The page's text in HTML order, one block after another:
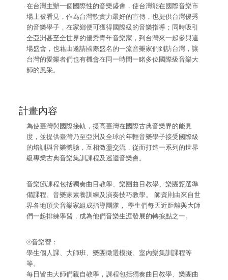
在台灣主辦一個國際性的音樂盛會，使台灣能在國際音樂市
場上被看見，作為台灣軟實力最好的宣傳，也提供台灣優秀
的音樂學子，在家鄉便可獲得國際級的音樂指導；同時吸引
全亞洲甚至全世界的優秀青年音樂家，到台灣來一起參與這
場盛會，也藉由邀請國際盛名的一流音樂家們到訪台灣，讓
台灣的愛樂者們也有機會在同一時間一睹多位國際級音樂大
師的風采。
計畫內容
為使臺灣與國際接軌，提高臺灣在國際古典音樂界的能見
度，並提供臺灣乃至亞洲及全球的年輕音樂學子接受國際級
的培訓與音樂體驗，互相激盪交流，從而打造一系列的世界
級專業古典音樂集訓課程及巡迴音樂會。
音樂節課程包括獨奏曲目教學、樂團曲目教學、樂團甄選準
備課程、音樂家素養訓練及演奏技巧教學。 師資則由來自世
界各地頂尖音樂家組成指導團隊， 學生們每天近距離與大師
們一起排練學習，成為他們音樂生涯發展的轉捩點之一。
⦾音樂營：
學生個人課、大師班、樂團徵選模擬、室內樂集訓課程等
等。
每日皆由大師們親自教學，課程包括獨奏曲目教學、樂團曲